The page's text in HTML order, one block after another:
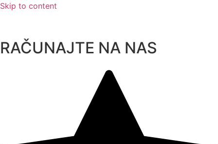
Skip to content
RAČUNAJTE NA NAS